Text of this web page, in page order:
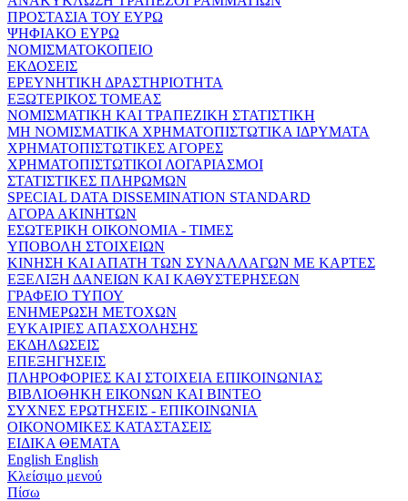
ΠΡΟΣΤΑΣΙΑ ΤΟΥ ΕΥΡΩ
ΨΗΦΙΑΚΟ ΕΥΡΩ
ΝΟΜΙΣΜΑΤΟΚΟΠΕΙΟ
ΕΚΔΟΣΕΙΣ
ΕΡΕΥΝΗΤΙΚΗ ΔΡΑΣΤΗΡΙΟΤΗΤΑ
ΕΞΩΤΕΡΙΚΟΣ ΤΟΜΕΑΣ
ΝΟΜΙΣΜΑΤΙΚΗ ΚΑΙ ΤΡΑΠΕΖΙΚΗ ΣΤΑΤΙΣΤΙΚΗ
ΜΗ ΝΟΜΙΣΜΑΤΙΚΑ ΧΡΗΜΑΤΟΠΙΣΤΩΤΙΚΑ ΙΔΡΥΜΑΤΑ
ΧΡΗΜΑΤΟΠΙΣΤΩΤΙΚΕΣ ΑΓΟΡΕΣ
ΧΡΗΜΑΤΟΠΙΣΤΩΤΙΚΟΙ ΛΟΓΑΡΙΑΣΜΟΙ
ΣΤΑΤΙΣΤΙΚΕΣ ΠΛΗΡΩΜΩΝ
SPECIAL DATA DISSEMINATION STANDARD
ΑΓΟΡΑ ΑΚΙΝΗΤΩΝ
ΕΣΩΤΕΡΙΚΗ ΟΙΚΟΝΟΜΙΑ - ΤΙΜΕΣ
ΥΠΟΒΟΛΗ ΣΤΟΙΧΕΙΩΝ
ΚΙΝΗΣΗ ΚΑΙ ΑΠΑΤΗ ΤΩΝ ΣΥΝΑΛΛΑΓΩΝ ΜΕ ΚΑΡΤΕΣ
ΕΞΕΛΙΞΗ ΔΑΝΕΙΩΝ ΚΑΙ ΚΑΘΥΣΤΕΡΗΣΕΩΝ
ΓΡΑΦΕΙΟ ΤΥΠΟΥ
ΕΝΗΜΕΡΩΣΗ ΜΕΤΟΧΩΝ
ΕΥΚΑΙΡΙΕΣ ΑΠΑΣΧΟΛΗΣΗΣ
ΕΚΔΗΛΩΣΕΙΣ
ΕΠΕΞΗΓΗΣΕΙΣ
ΠΛΗΡΟΦΟΡΙΕΣ ΚΑΙ ΣΤΟΙΧΕΙΑ ΕΠΙΚΟΙΝΩΝΙΑΣ
ΒΙΒΛΙΟΘΗΚΗ ΕΙΚΟΝΩΝ ΚΑΙ ΒΙΝΤΕΟ
ΣΥΧΝΕΣ ΕΡΩΤΗΣΕΙΣ - ΕΠΙΚΟΙΝΩΝΙΑ
ΟΙΚΟΝΟΜΙΚΕΣ ΚΑΤΑΣΤΑΣΕΙΣ
ΕΙΔΙΚΑ ΘΕΜΑΤΑ
English English
Κλείσιμο μενού
Πίσω